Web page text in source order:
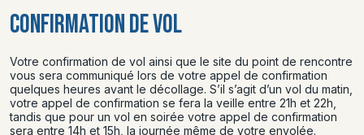
CONFIRMATION DE VOL
Votre confirmation de vol ainsi que le site du point de rencontre
vous sera communiqué lors de votre appel de confirmation
quelques heures avant le décollage. S’il s’agit d’un vol du matin,
votre appel de confirmation se fera la veille entre 21h et 22h,
tandis que pour un vol en soirée votre appel de confirmation
sera entre 14h et 15h, la journée même de votre envolée.